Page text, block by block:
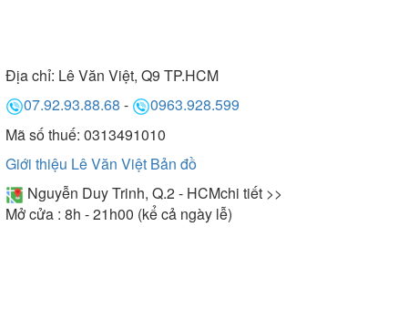
Địa chỉ: Lê Văn Việt, Q9 TP.HCM
07.92.93.88.68 -
0963.928.599
Mã số thuế: 0313491010
Giới thiệu Lê Văn Việt Bản đồ
Nguyễn Duy Trinh, Q.2 - HCMchi tiết >>
Mở cửa : 8h - 21h00 (kể cả ngày lễ)